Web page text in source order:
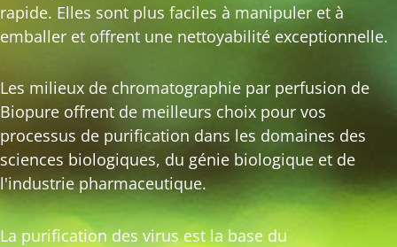
rapide. Elles sont plus faciles à manipuler et à
emballer et offrent une nettoyabilité exceptionnelle.
Les milieux de chromatographie par perfusion de
Biopure offrent de meilleurs choix pour vos
processus de purification dans les domaines des
sciences biologiques, du génie biologique et de
l'industrie pharmaceutique.
La purification des virus est la base du